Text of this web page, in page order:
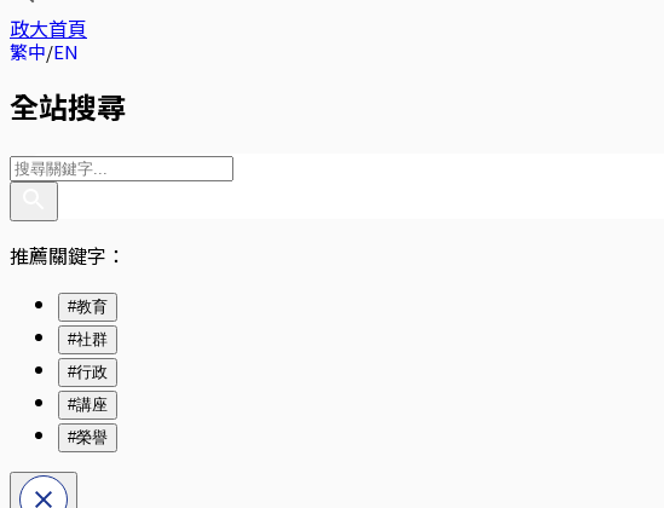
政大首頁
繁中 EN
全站搜尋
推薦關鍵字：
#教育
#社群
#行政
#講座
#榮譽